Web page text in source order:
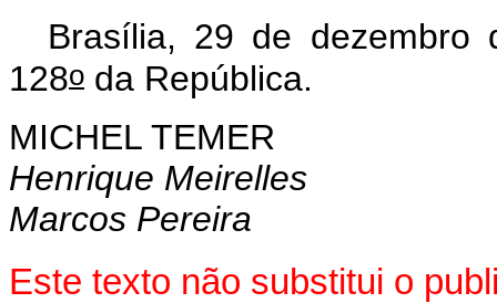
Brasília, 29 de dezembro
128o da República.
MICHEL TEMER
Henrique Meirelles
Marcos Pereira
Este texto não substitui o